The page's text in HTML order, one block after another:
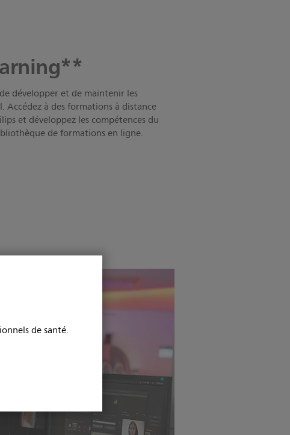
de santé.
développer et de maintenir les
Accédez à des formations à distance
et développez les compétences du
de formations en ligne.